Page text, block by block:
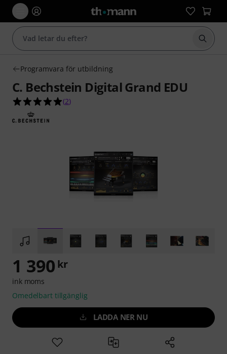
Börja
Programvara för utbildning
C. Bechstein Digital Grand EDU
5.0 av 5 stjärnor från 2 kundbetyg
(2)
1 390 kr
ink moms
Omedelbart tillgänglig
LADDA NER NU